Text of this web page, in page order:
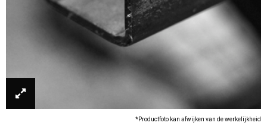
*Productfoto kan afwijken van de werkelijkheid